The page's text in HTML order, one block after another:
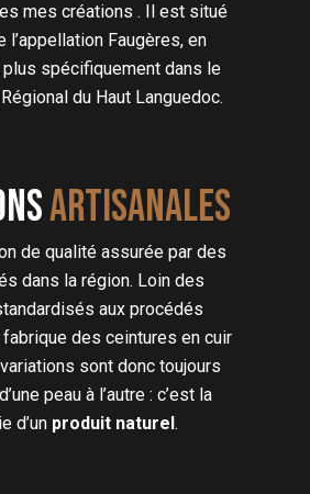
mes créations . Il est situé
l’appellation Faugères, en
spécifiquement dans le
du Haut Languedoc.
artisanales
de qualité assurée par des
dans la région. Loin des
aux procédés
des ceintures en cuir
sont donc toujours
peau à l’autre : c’est la
d’un produit naturel .